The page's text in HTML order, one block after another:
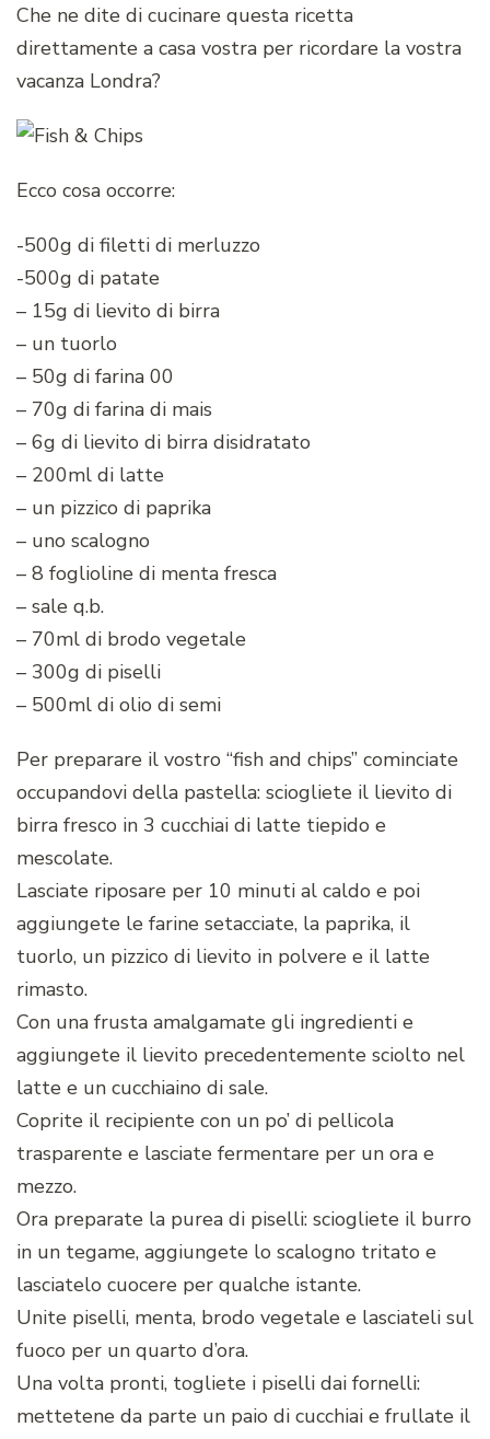
Che ne dite di cucinare questa ricetta
direttamente a casa vostra per ricordare la vostra
vacanza Londra?
Ecco cosa occorre:
-500g di filetti di merluzzo
-500g di patate
– 15g di lievito di birra
– un tuorlo
– 50g di farina 00
– 70g di farina di mais
– 6g di lievito di birra disidratato
– 200ml di latte
– un pizzico di paprika
– uno scalogno
– 8 foglioline di menta fresca
– sale q.b.
– 70ml di brodo vegetale
– 300g di piselli
– 500ml di olio di semi
Per preparare il vostro “fish and chips” cominciate
occupandovi della pastella: sciogliete il lievito di
birra fresco in 3 cucchiai di latte tiepido e
mescolate.
Lasciate riposare per 10 minuti al caldo e poi
aggiungete le farine setacciate, la paprika, il
tuorlo, un pizzico di lievito in polvere e il latte
rimasto.
Con una frusta amalgamate gli ingredienti e
aggiungete il lievito precedentemente sciolto nel
latte e un cucchiaino di sale.
Coprite il recipiente con un po’ di pellicola
trasparente e lasciate fermentare per un ora e
mezzo.
Ora preparate la purea di piselli: sciogliete il burro
in un tegame, aggiungete lo scalogno tritato e
lasciatelo cuocere per qualche istante.
Unite piselli, menta, brodo vegetale e lasciateli sul
fuoco per un quarto d’ora.
Una volta pronti, togliete i piselli dai fornelli:
mettetene da parte un paio di cucchiai e frullate il